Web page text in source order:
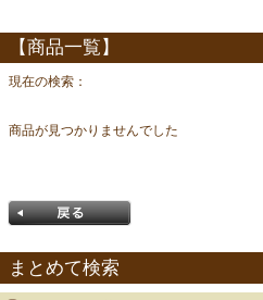
【商品一覧】
現在の検索：
商品が見つかりませんでした
まとめて検索